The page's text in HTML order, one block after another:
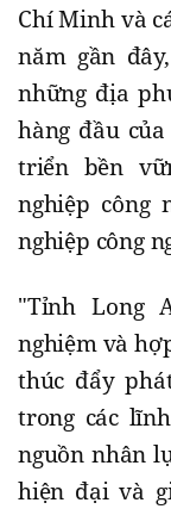
Chí Minh và
năm gần
những địa
hàng đầu
triển bền
nghiệp công
nghiệp công
"Tỉnh Long
nghiệm và
thúc đẩy
trong các
nguồn nhân
hiện đại và